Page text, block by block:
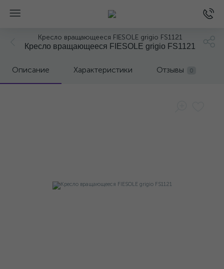
Кресло вращающееся FIESOLE grigio FS1121
Кресло вращающееся FIESOLE grigio FS1121
Описание Характеристики Отзывы 0